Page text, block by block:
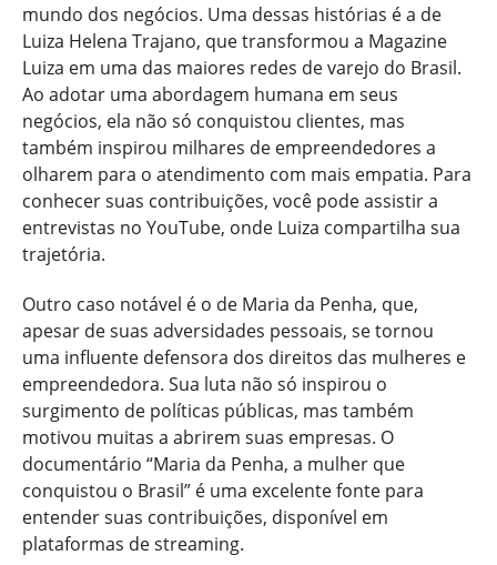
mundo dos negócios. Uma dessas histórias é a de
Luiza Helena Trajano, que transformou a Magazine
Luiza em uma das maiores redes de varejo do Brasil.
Ao adotar uma abordagem humana em seus
negócios, ela não só conquistou clientes, mas
também inspirou milhares de empreendedores a
olharem para o atendimento com mais empatia. Para
conhecer suas contribuições, você pode assistir a
entrevistas no YouTube, onde Luiza compartilha sua
trajetória.
Outro caso notável é o de Maria da Penha, que,
apesar de suas adversidades pessoais, se tornou
uma influente defensora dos direitos das mulheres e
empreendedora. Sua luta não só inspirou o
surgimento de políticas públicas, mas também
motivou muitas a abrirem suas empresas. O
documentário “Maria da Penha, a mulher que
conquistou o Brasil” é uma excelente fonte para
entender suas contribuições, disponível em
plataformas de streaming.